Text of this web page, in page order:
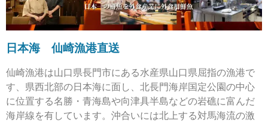
日本海 仙崎漁港直送
仙崎漁港は山口県長門市にある水産県山口県屈指の漁港で
す、県西北部の日本海に面し、北長門海岸国定公園の中心
に位置する名勝・青海島や向津具半島などの岩礁に富んだ
海岸線を有しています。沖合いには北上する対馬海流の激